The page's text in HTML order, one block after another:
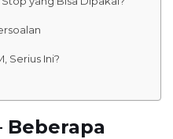
Serius Ini?
Beberapa